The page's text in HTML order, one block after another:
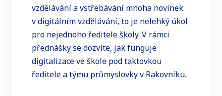
vzdělávání a vstřebávání mnoha novinek
v digitálním vzdělávání, to je nelehký úkol
pro nejednoho ředitele školy. V rámci
přednášky se dozvíte, jak funguje
digitalizace ve škole pod taktovkou
ředitele a týmu průmyslovky v Rakovníku.